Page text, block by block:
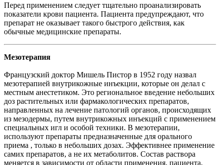
Перед применением следует тщательно проанализировать
показатели крови пациента. Пациента предупреждают, что
препарат не оказывает такого быстрого действия, как
обычные медицинские препараты.
Мезотерапия
Французский доктор Мишель Пистор в 1952 году назвал
мезотерапией внутрикожные инъекции, которые он делал с
местным анестетиком. Это региональное введение небольших
доз растительных или фармакологических препаратов,
направленных на лечение патологий органов, происходящих
из мезодермы, путем внутрикожных инъекций с применением
специальных игл и особой техники. В мезотерапии,
используют препараты предназначенные для орального
приема , только в небольших дозах. Эффективнее применение
самих препаратов, а не их метаболитов. Состав раствора
меняется в зависимости от области применения, пациента,